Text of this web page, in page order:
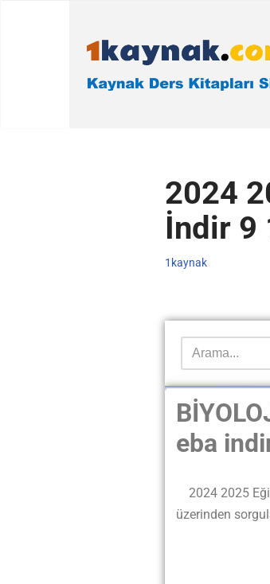
2024
İndir 9
1kaynak
eba
2024 2025
üzerinden